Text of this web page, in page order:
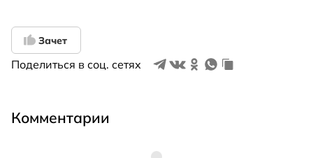
Зачет
Поделиться в соц. сетях
Комментарии